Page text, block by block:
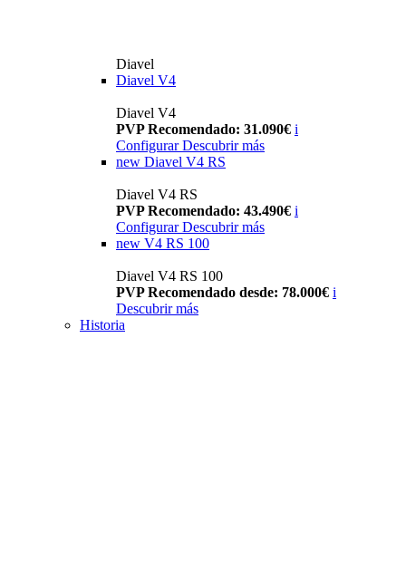
Diavel
Diavel V4
Diavel V4
PVP Recomendado: 31.090€ i
Configurar Descubrir más
new Diavel V4 RS
Diavel V4 RS
PVP Recomendado: 43.490€ i
Configurar Descubrir más
new V4 RS 100
Diavel V4 RS 100
PVP Recomendado desde: 78.000€ i
Descubrir más
Historia